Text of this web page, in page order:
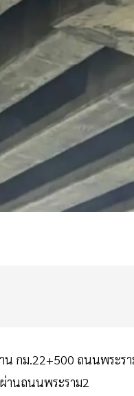
น กม.22+500 ถนนพระร
านถนนพระราม2